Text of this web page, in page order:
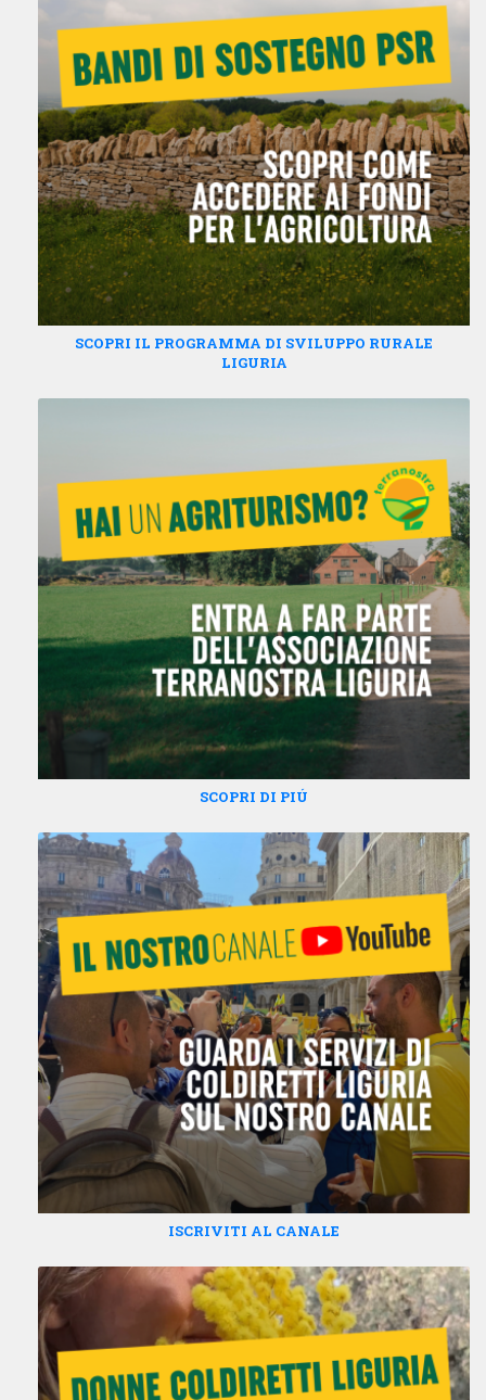
SCOPRI IL PROGRAMMA DI SVILUPPO RURALE
LIGURIA
SCOPRI DI PIÚ
ISCRIVITI AL CANALE